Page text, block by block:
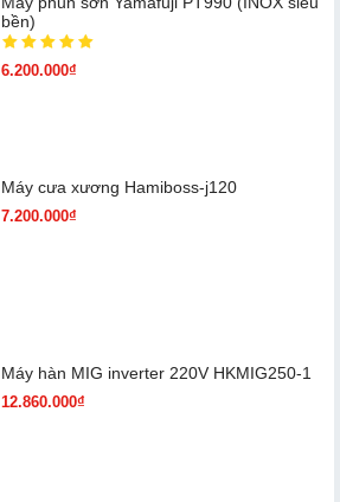
bền)
6.200.000₫
Máy cưa xương Hamiboss-j120
7.200.000₫
Máy hàn MIG inverter 220V HKMIG250-1
12.860.000₫